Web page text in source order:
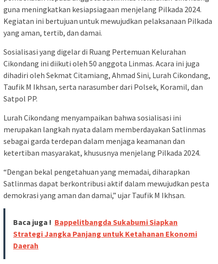
guna meningkatkan kesiapsiagaan menjelang Pilkada 2024.
Kegiatan ini bertujuan untuk mewujudkan pelaksanaan Pilkada
yang aman, tertib, dan damai.
Sosialisasi yang digelar di Ruang Pertemuan Kelurahan
Cikondang ini diikuti oleh 50 anggota Linmas. Acara ini juga
dihadiri oleh Sekmat Citamiang, Ahmad Sini, Lurah Cikondang,
Taufik M Ikhsan, serta narasumber dari Polsek, Koramil, dan
Satpol PP.
Lurah Cikondang menyampaikan bahwa sosialisasi ini
merupakan langkah nyata dalam memberdayakan Satlinmas
sebagai garda terdepan dalam menjaga keamanan dan
ketertiban masyarakat, khususnya menjelang Pilkada 2024.
“Dengan bekal pengetahuan yang memadai, diharapkan
Satlinmas dapat berkontribusi aktif dalam mewujudkan pesta
demokrasi yang aman dan damai,” ujar Taufik M Ikhsan.
Baca juga ! Bappelitbangda Sukabumi Siapkan
Strategi Jangka Panjang untuk Ketahanan Ekonomi
Daerah